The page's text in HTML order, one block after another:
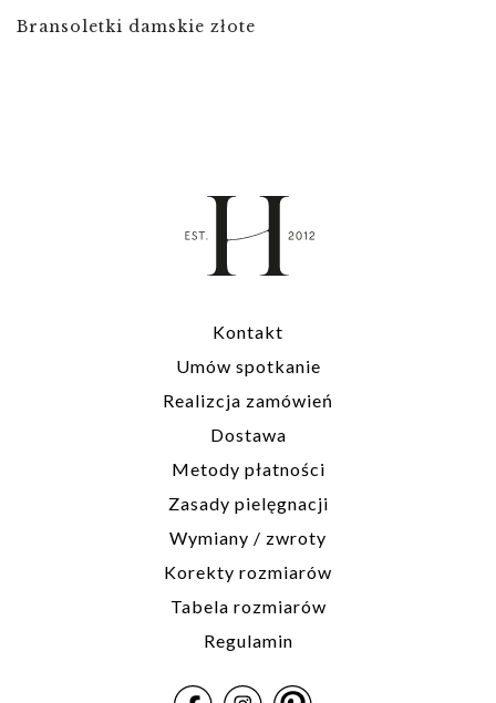
Bransoletki damskie złote
Kontakt
Umów spotkanie
Realizcja zamówień
Dostawa
Metody płatności
Zasady pielęgnacji
Wymiany / zwroty
Korekty rozmiarów
Tabela rozmiarów
Regulamin